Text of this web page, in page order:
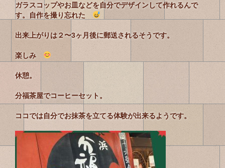
ガラスコップやお皿などを自分でデザインして作れるんで
す。 自作を撮り忘れた
出来上がりは２〜3ヶ月後に郵送されるそうです。
楽しみ
休憩。
分福茶屋でコーヒーセット。
ココでは自分でお抹茶を立てる体験が出来るようです。